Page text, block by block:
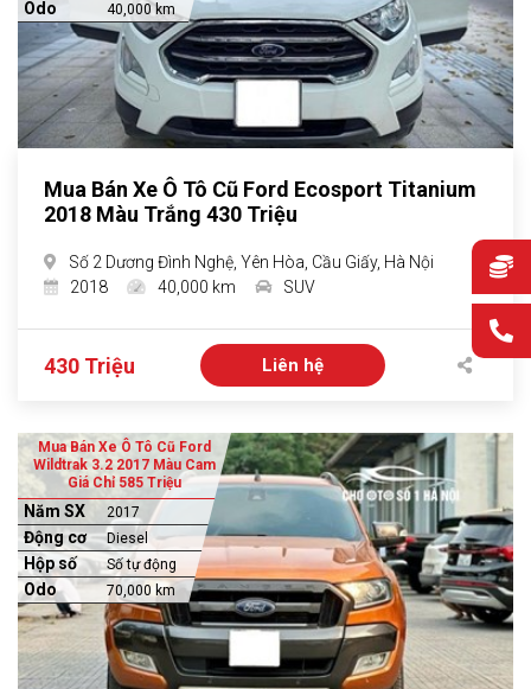
Odo 40,000 km
Mua Bán Xe Ô Tô Cũ Ford Ecosport Titanium
2018 Màu Trắng 430 Triệu
Số 2 Dương Đình Nghệ, Yên Hòa, Cầu Giấy, Hà Nội
2018
40,000 km SUV
430 Triệu Liên hệ
Mua Bán Xe Ô Tô Cũ Ford
Wildtrak 3.2 2017 Màu Cam
Giá Chỉ 585 Triệu
Năm SX 2017
Động cơ Diesel
Hộp số Số tự động
Odo 70,000 km